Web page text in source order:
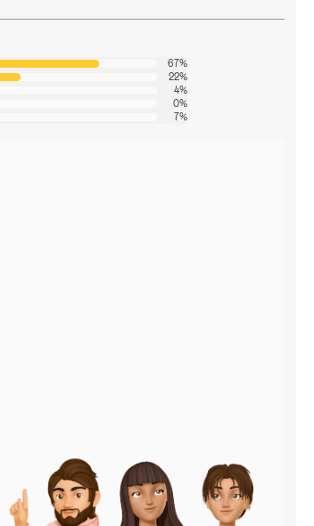
67%
22%
4%
0%
7%